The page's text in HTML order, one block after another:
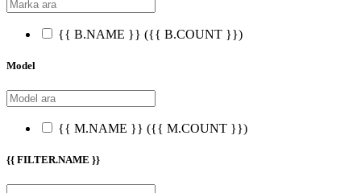
{{ B.NAME }} ({{ B.COUNT }})
Model
{{ M.NAME }} ({{ M.COUNT }})
{{ FILTER.NAME }}